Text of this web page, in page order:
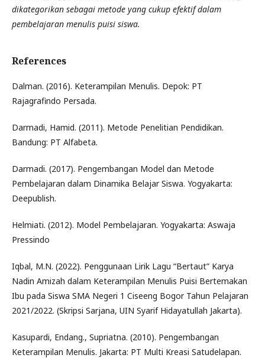
dikategorikan sebagai metode yang cukup efektif dalam
pembelajaran menulis puisi siswa.
References
Dalman. (2016). Keterampilan Menulis. Depok: PT
Rajagrafindo Persada.
Darmadi, Hamid. (2011). Metode Penelitian Pendidikan.
Bandung: PT Alfabeta.
Darmadi. (2017). Pengembangan Model dan Metode
Pembelajaran dalam Dinamika Belajar Siswa. Yogyakarta:
Deepublish.
Helmiati. (2012). Model Pembelajaran. Yogyakarta: Aswaja
Pressindo
Iqbal, M.N. (2022). Penggunaan Lirik Lagu “Bertaut” Karya
Nadin Amizah dalam Keterampilan Menulis Puisi Bertemakan
Ibu pada Siswa SMA Negeri 1 Ciseeng Bogor Tahun Pelajaran
2021/2022. (Skripsi Sarjana, UIN Syarif Hidayatullah Jakarta).
Kasupardi, Endang., Supriatna. (2010). Pengembangan
Keterampilan Menulis. Jakarta: PT Multi Kreasi Satudelapan.